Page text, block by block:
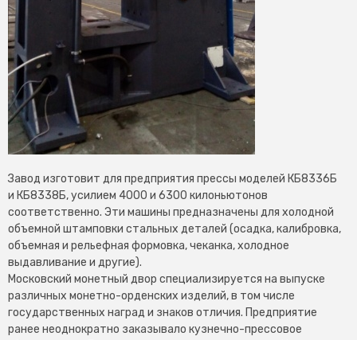
Завод изготовит для предприятия прессы моделей КБ8336Б
и КБ8338Б, усилием 4000 и 6300 килоньютонов
соответственно. Эти машины предназначены для холодной
объемной штамповки стальных деталей (осадка, калибровка,
объемная и рельефная формовка, чеканка, холодное
выдавливание и другие).
Московский монетный двор специализируется на выпуске
различных монетно-орденских изделий, в том числе
государственных наград и знаков отличия. Предприятие
ранее неоднократно заказывало кузнечно-прессовое